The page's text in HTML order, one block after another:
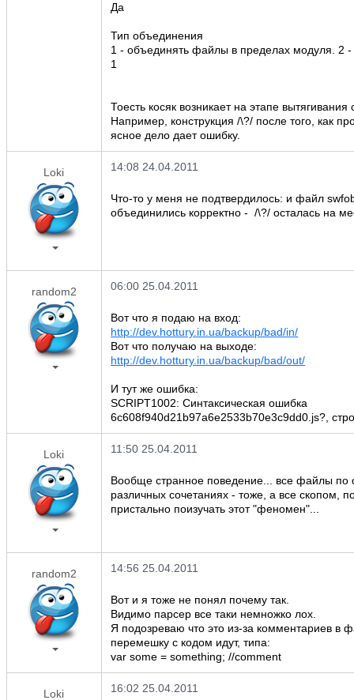
Да
Тип объединения
1 - объединять файлы в пределах модуля. 2
1
Тоесть косяк возникает на этапе вытягивания
Например, конструкция /\?/ после того, как
ясное дело дает ошибку.
Loki 14:08 24.04.2011
Что-то у меня не подтвердилось: и файл
объединились корректно - /\?/ осталась на
random2 06:00 25.04.2011
Вот что я подаю на вход:
http://dev.hottury.in.ua/backup/bad/in/
Вот что получаю на выходе:
http://dev.hottury.in.ua/backup/bad/out/
И тут же ошибка:
SCRIPT1002: Синтаксическая ошибка
6c608f940d21b97a6e2533b70e3c9dd0.js?,
Loki 11:50 25.04.2011
Вообще странное поведение... все файлы по
различных сочетаниях - тоже, а все скопом,
пристально поизучать этот "феномен"...
random2 14:56 25.04.2011
Вот и я тоже не понял почему так.
Видимо парсер все таки немножко лох.
Я подозреваю что это из-за комментариев в
перемешку с кодом идут, типа:
var some = something; //comment
Loki 16:02 25.04.2011